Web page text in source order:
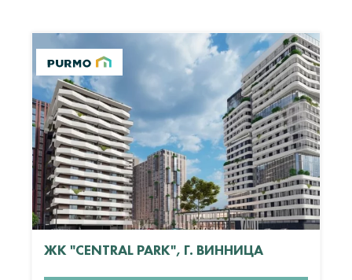
ЖК "CENTRAL PARK", Г. ВИННИЦА